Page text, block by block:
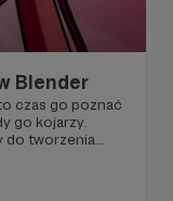
Blender
czas go poznać
go kojarzy.
do tworzenia